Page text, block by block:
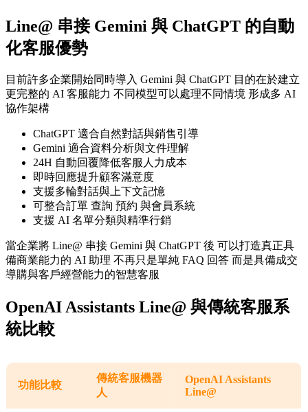
Line@ 串接 Gemini 與 ChatGPT 的自動
化客服優勢
目前許多企業開始同時導入 Gemini 與 ChatGPT 目的在於建立
更完整的 AI 客服能力 不同模型可以處理不同情境 形成多 AI
協作架構
ChatGPT 適合自然對話與銷售引導
Gemini 適合資料分析與文件理解
24H 自動回覆降低客服人力成本
即時回應提升顧客滿意度
支援多輪對話與上下文記憶
可整合訂單 查詢 預約 與會員系統
支援 AI 名單分類與精準行銷
當企業將 Line@ 串接 Gemini 與 ChatGPT 後 可以打造真正具
備商業能力的 AI 助理 不再只是單純 FAQ 回答 而是具備成交
導購與客戶經營能力的智慧客服
OpenAI Assistants Line@ 與傳統客服系
統比較
功能比較
傳統客服機器
人
OpenAI Assistants
Line@